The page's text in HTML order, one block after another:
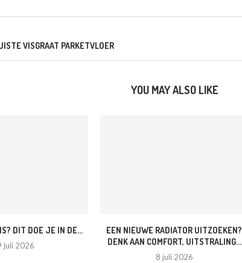
VISGRAAT PARKETVLOER
YOU MAY ALSO LIKE
DIT DOE JE IN DE...
juli 2026
EEN NIEUWE RADIATOR UITZOEKEN?
DENK AAN COMFORT, UITSTRALING...
8 juli 2026